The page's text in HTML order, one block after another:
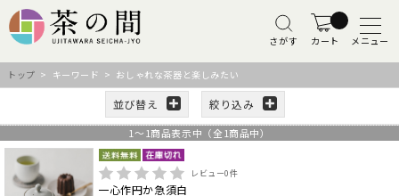
さがす カート メニュー
トップ > キーワード > おしゃれな茶器と楽しみたい
並び替え 絞り込み
1 ～ 1商品表示中（全 1商品中）
レビュー0件
一心作円か急須白